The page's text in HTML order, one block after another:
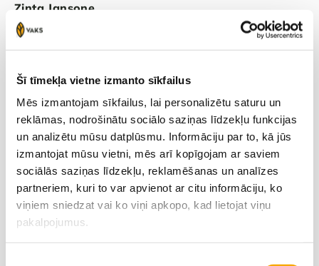
Šī tīmekļa vietne izmanto sīkfailus
Mēs izmantojam sīkfailus, lai personalizētu saturu un
reklāmas, nodrošinātu sociālo saziņas līdzekļu funkcijas
un analizētu mūsu datplūsmu. Informāciju par to, kā jūs
izmantojat mūsu vietni, mēs arī kopīgojam ar saviem
sociālās saziņas līdzekļu, reklamēšanas un analīzes
partneriem, kuri to var apvienot ar citu informāciju, ko
viņiem sniedzat vai ko viņi apkopo, kad lietojat viņu
pakalpojumus.
Zinta Jansone
+371 29299583
Varakļāni
Latgale